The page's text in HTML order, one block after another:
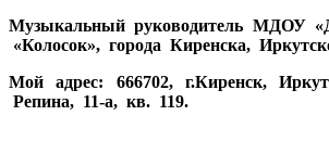
Музыкальный руководитель МДОУ
«Колосок», города Киренска,
Мой адрес: 666702, г.Киренск,
Репина, 11-а, кв. 119.